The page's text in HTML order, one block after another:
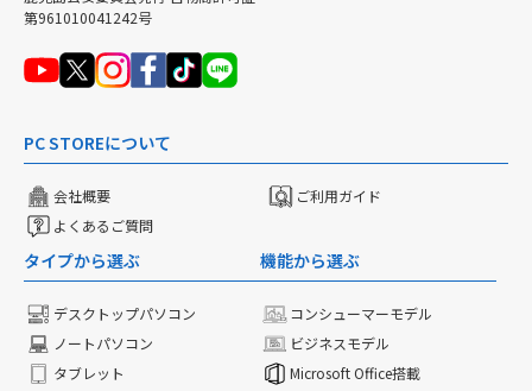
第961010041242号
PC STOREについて
会社概要
ご利用ガイド
よくあるご質問
タイプから選ぶ
デスクトップパソコン
ノートパソコン
タブレット
機能から選ぶ
コンシューマーモデル
ビジネスモデル
Microsoft Office搭載